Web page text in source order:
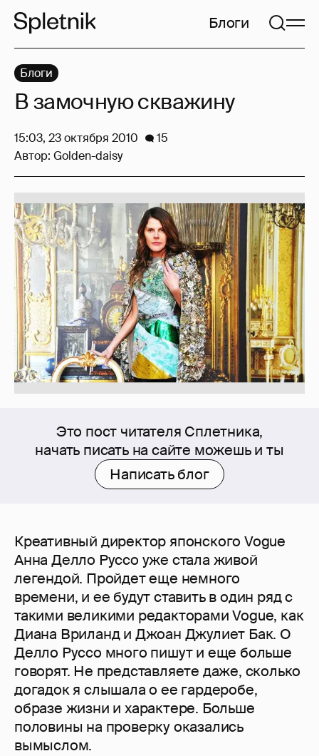
Блоги
Это пост читателя Сплетника,
начать писать на сайте можешь и ты
Написать блог
Креативный директор японского Vogue
Анна Делло Руссо уже стала живой
легендой. Пройдет еще немного
времени, и ее будут ставить в один ряд с
такими великими редакторами Vogue, как
Диана Вриланд и Джоан Джулиет Бак. О
Делло Руссо много пишут и еще больше
говорят. Не представляете даже, сколько
догадок я слышала о ее гардеробе,
образе жизни и характере. Больше
половины на проверку оказались
вымыслом.
Блоги
В замочную скважину
15:03, 23 октября 2010
15
Автор: Golden-daisy